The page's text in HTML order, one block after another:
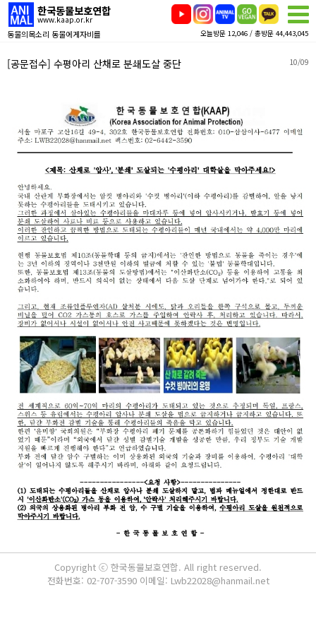
한국동물보호연합
www.kaap.or.kr
동물의목소리 동물에게자비를 오늘방문 12,046 / 총방문 44,443,045
[공문접수] 수평아리 산채로 분쇄도살 중단 10/09
Copyright ⓒ 한국동물보호연합. All right reserved.
전화번호: 02-707-3590 이메일: Lwb22028@hanmail.net